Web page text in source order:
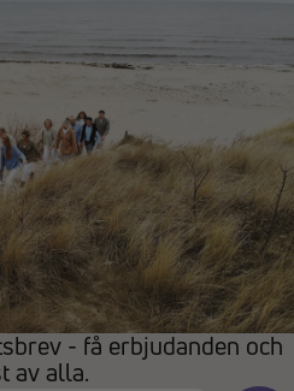
- få erbjudanden och
av alla.